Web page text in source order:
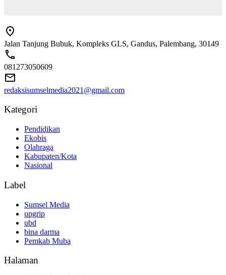
Jalan Tanjung Bubuk, Kompleks GLS, Gandus, Palembang, 30149
081273050609
redaksisumselmedia2021@gmail.com
Kategori
Pendidikan
Ekobis
Olahraga
Kabupaten/Kota
Nasional
Label
Sumsel Media
upgrip
ubd
bina darma
Pemkab Muba
Halaman